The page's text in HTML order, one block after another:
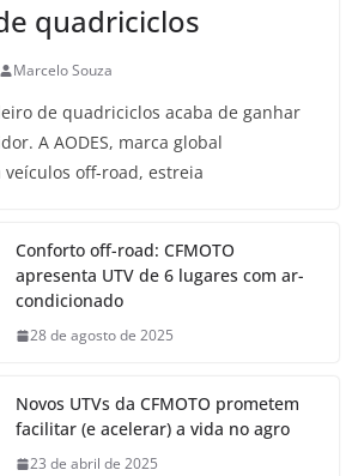
quadriciclos
Marcelo Souza
de quadriciclos acaba de ganhar
A AODES, marca global
off-road, estreia
Conforto off-road: CFMOTO
apresenta UTV de 6 lugares com ar-
condicionado
28 de agosto de 2025
Novos UTVs da CFMOTO prometem
facilitar (e acelerar) a vida no agro
23 de abril de 2025